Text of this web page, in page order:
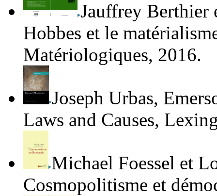
Jauffrey Berthier
Hobbes et le
Matériologiques, 2016.
Joseph Urbas,
Laws and Causes,
Michael Foessel et
Cosmopolitisme et